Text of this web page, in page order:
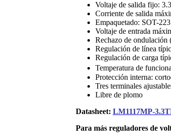
Voltaje de salida fijo:
Corriente de salida
Empaquetado: SOT-223
Voltaje de entrada
Rechazo de
Regulación de línea
Regulación de carga
Temperatura de
Protección interna:
Tres terminales
Libre de plomo
Datasheet: LM1117MP-
Para más reguladores de